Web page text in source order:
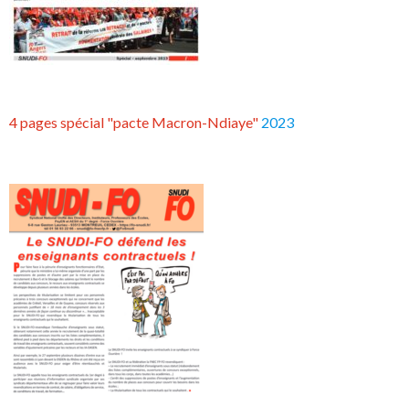
4 pages spécial "pacte Macron-Ndiaye" 2023